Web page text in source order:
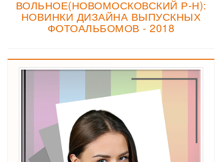
ВОЛЬНОЕ(НОВОМОСКОВСКИЙ Р-Н):
НОВИНКИ ДИЗАЙНА ВЫПУСКНЫХ
ФОТОАЛЬБОМОВ - 2018